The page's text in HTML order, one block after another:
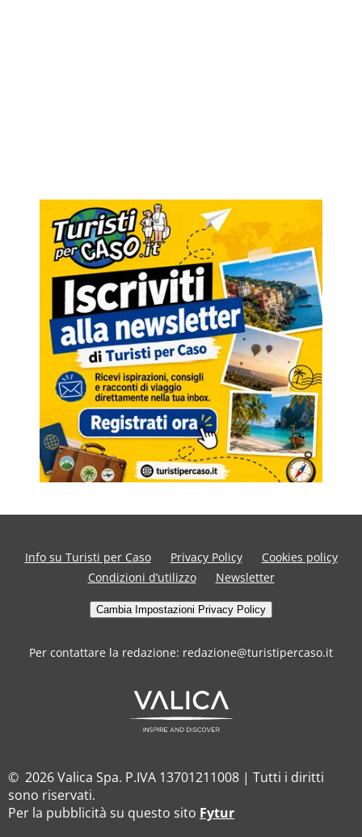
Info su Turisti per Caso Privacy Policy
Cookies policy
Condizioni d’utilizzo
Newsletter
Cambia Impostazioni Privacy Policy
Per contattare la redazione: redazione@turistipercaso.it
© 2026 Valica Spa. P.IVA 13701211008 | Tutti i diritti
sono riservati.
Per la pubblicità su questo sito Fytur